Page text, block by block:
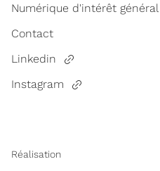
Numérique d'intérêt général
Contact
Linkedin
Instagram
Réalisation